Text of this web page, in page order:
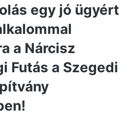
egy jó ügyért
a Nárcisz
Futás a Szegedi